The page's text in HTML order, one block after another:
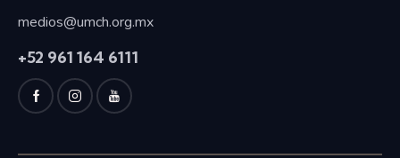
medios@umch.org.mx
+52 961 164 6111